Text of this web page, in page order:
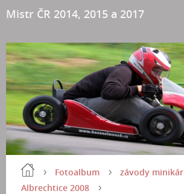
Mistr ČR 2014, 2015 a 2017
Fotoalbum
závody minikár
Albrechtice 2008